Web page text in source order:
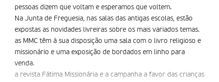
pessoas dizem que voltam e esperamos que voltem.
Na Junta de Freguesia, nas salas das antigas escolas, estão
expostas as novidades livreiras sobre os mais variados temas.
as MMC têm à sua disposição uma sala com o livro religioso e
missionário e uma exposição de bordados em linho para
venda.
a revista Fátima Missionária e a campanha a favor das crianças